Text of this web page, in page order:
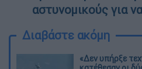
αστυνομικούς για
Διαβάστε ακόμη
«Δεν υπήρξε